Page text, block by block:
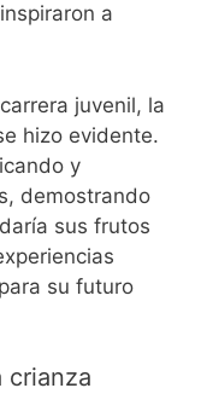
a
juvenil, la
hizo evidente.
y
demostrando
sus frutos
su futuro
crianza